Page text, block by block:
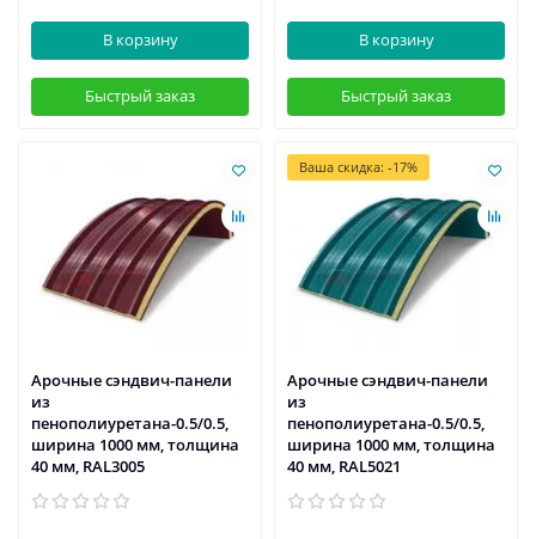
В корзину
Быстрый заказ
В корзину
Быстрый заказ
Арочные сэндвич-панели
из
пенополиуретана-0.5/0.5,
ширина 1000 мм, толщина
40 мм, RAL3005
Ваша скидка: -17%
Арочные сэндвич-панели
из
пенополиуретана-0.5/0.5,
ширина 1000 мм, толщина
40 мм, RAL5021